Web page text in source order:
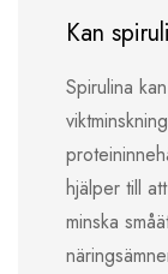
Kan
Spirulina
hjälper till
minska